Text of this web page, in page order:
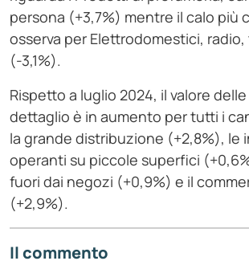
persona (+3,7%) mentre il calo più
osserva per Elettrodomestici,
(-3,1%).
Rispetto a luglio 2024, il valore
dettaglio è in aumento per tutti i
la grande distribuzione (+2,8%), le
operanti su piccole superfici
fuori dai negozi (+0,9%) e il
(+2,9%).
Il commento